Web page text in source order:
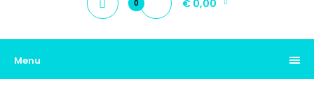
0 € 0,00
Menu